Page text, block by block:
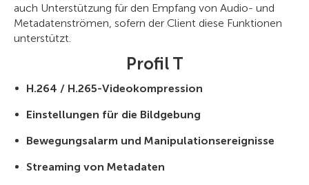
auch Unterstützung für den Empfang von Audio- und
Metadatenströmen, sofern der Client diese Funktionen
unterstützt.
Profil T
H.264 / H.265-Videokompression
Einstellungen für die Bildgebung
Bewegungsalarm und Manipulationsereignisse
Streaming von Metadaten